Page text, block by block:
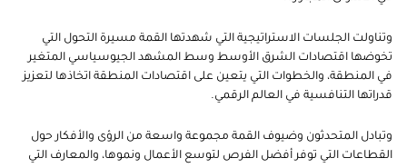
وتناولت الجلسات الاستراتيجية التي شهدتها القمة مسيرة التحول التي
تخوضها اقتصادات الشرق الأوسط وسط المشهد الجيوسياسي المتغير
في المنطقة، والخطوات التي يتعين على اقتصادات المنطقة اتخاذها لتعزيز
قدراتها التنافسية في العالم الرقمي.
وتبادل المتحدثون وضيوف القمة مجموعة واسعة من الرؤى والأفكار حول
القطاعات التي توفر أفضل الفرص لتوسع الأعمال ونموها، والمعارف التي